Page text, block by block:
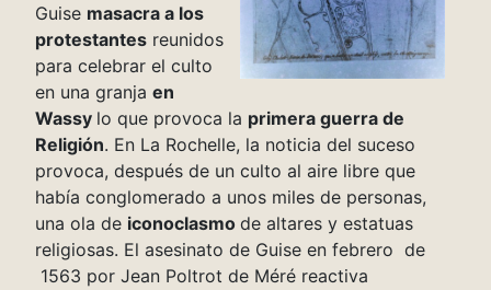
Guise masacra a los
protestantes reunidos
para celebrar el culto
en una granja en
Wassy lo que provoca la primera guerra de
Religión. En La Rochelle, la noticia del suceso
provoca, después de un culto al aire libre que
había conglomerado a unos miles de personas,
una ola de iconoclasmo de altares y estatuas
religiosas. El asesinato de Guise en febrero de
1563 por Jean Poltrot de Méré reactiva